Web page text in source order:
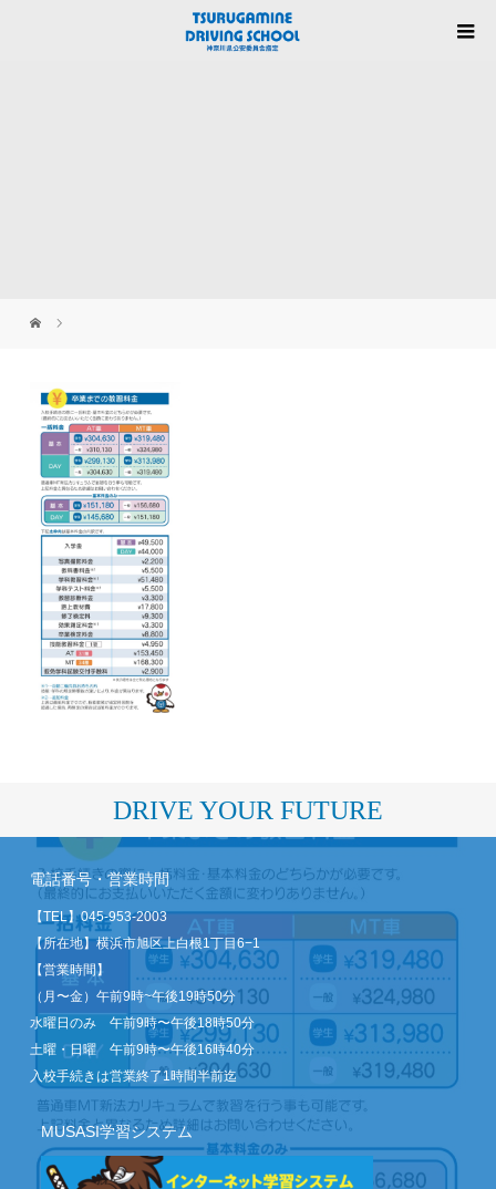
DRIVE YOUR FUTURE
電話番号・営業時間
【TEL】045-953-2003
【所在地】横浜市旭区上白根1丁目6−1
【営業時間】
（月〜金）午前9時~午後19時50分
水曜日のみ 午前9時〜午後18時50分
土曜・日曜 午前9時〜午後16時40分
入校手続きは営業終了1時間半前迄
MUSASI学習システム